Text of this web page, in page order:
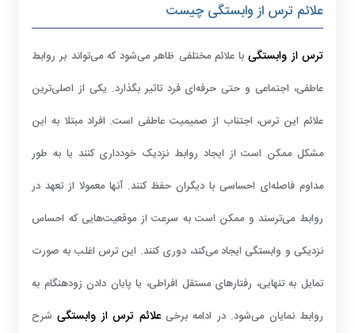
علائم ترس از وابستگی چیست
ترس از وابستگیبا علائم مختلفی ظاهر می‌شود که می‌تواند بر روابط
عاطفی، اجتماعی و حتی حرفه‌ای فرد تاثیر بگذارد. یکی از اصلی‌ترین
علائم این ترس، اجتناب از صمیمیت عاطفی است. افراد مبتلا به این
مشکل ممکن است از ایجاد روابط نزدیک خودداری کنند یا به طور
مداوم فاصله‌ای احساسی با دیگران حفظ کنند. آنها معمولا از تعهد در
روابط می‌ترسند و ممکن است به سرعت از موقعیت‌هایی که احساس
نزدیکی و وابستگی ایجاد می‌کند، دوری کنند. این ترس اغلب به صورت
تمایل به تنهایی، رفتارهای مستقل افراطی، یا پایان دادن زودهنگام به
روابط نمایان می‌شود. در ادامه برخیعلائم ترس از وابستگیشرح